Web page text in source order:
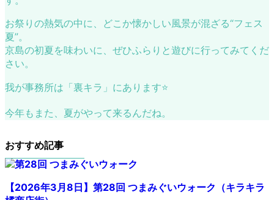
お祭りの熱気の中に、どこか懐かしい風景が混ざる“フェス
夏”。
京島の初夏を味わいに、ぜひふらりと遊びに行ってみてくだ
さい。
我が事務所は「裏キラ」にあります⭐️
今年もまた、夏がやって来るんだね。
おすすめ記事
【2026年3月8日】第28回 つまみぐいウォーク（キラキラ